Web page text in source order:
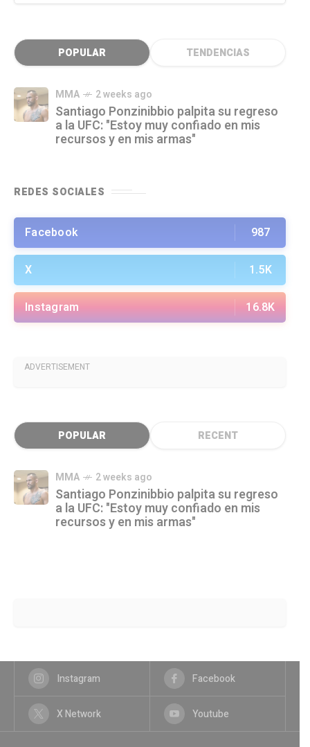
POPULAR TENDENCIAS
MMA 2 weeks ago
Santiago Ponzinibbio palpita su regreso
a la UFC: "Estoy muy confiado en mis
recursos y en mis armas"
REDES SOCIALES
Facebook 987
X 1.5K
Instagram 16.8K
ADVERTISEMENT
POPULAR RECENT
MMA 2 weeks ago
Santiago Ponzinibbio palpita su regreso
a la UFC: "Estoy muy confiado en mis
recursos y en mis armas"
Instagram Facebook
X Network Youtube